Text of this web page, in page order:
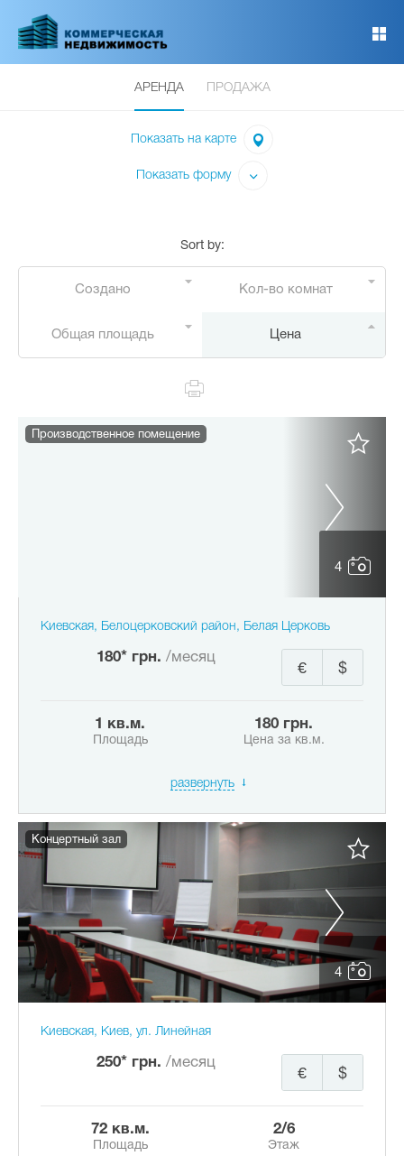
основному
АРЕНДА ПРОДАЖА
Показать на карте
Показать форму
Sort by:
Создано Кол-во комнат
Общая площадь Цена
4
Производственное помещение
Киевская, Белоцерковский район, Белая Церковь
180* грн. /месяц
$
€
1 кв.м.
Площадь
180 грн.
Цена за кв.м.
развернуть
4
Концертный зал
Киевская, Киев, ул. Линейная
250* грн. /месяц
$
€
72 кв.м.
Площадь
2/6
Этаж